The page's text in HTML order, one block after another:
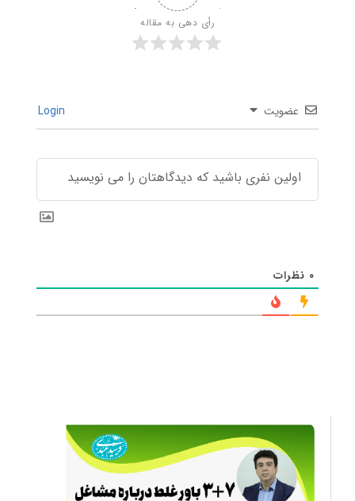
رأی دهی به مقاله
عضویت
۰ نظرات